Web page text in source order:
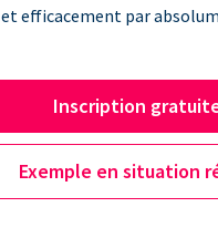
efficacement par
Inscription
Exemple en situation